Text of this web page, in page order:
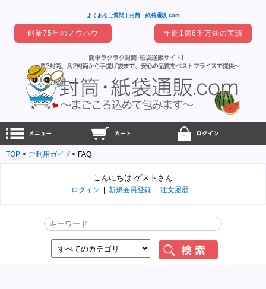
よくあるご質問 | 封筒・紙袋通販.com
創業75年のノウハウ 年間1億6千万袋の実績
TOP ご利用ガイド FAQ
こんにちは ゲストさん
ログイン 新規会員登録 注文履歴